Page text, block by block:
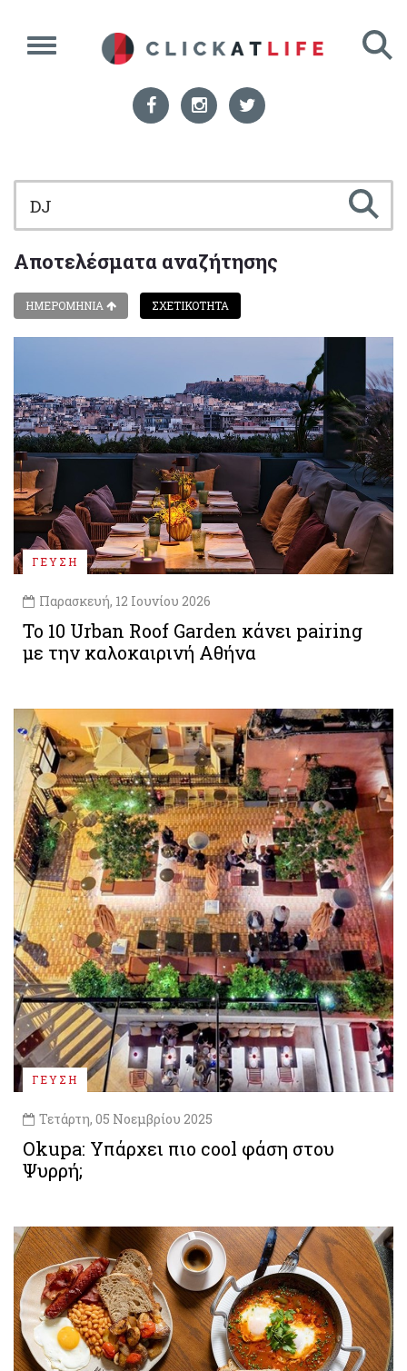
Αποτελέσματα αναζήτησης
ΗΜΕΡΟΜΗΝΙΑ ΣΧΕΤΙΚΟΤΗΤΑ
ΓΕΥΣΗ
Παρασκευή, 12 Ιουνίου 2026
Το 10 Urban Roof Garden κάνει pairing
με την καλοκαιρινή Αθήνα
ΓΕΥΣΗ
Τετάρτη, 05 Νοεμβρίου 2025
Okupa: Υπάρχει πιο cool φάση στου
Ψυρρή;